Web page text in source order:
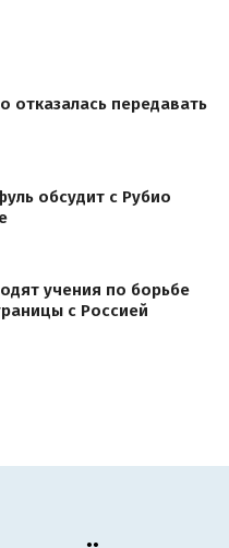
отказалась передавать
обсудит с Рубио
учения по борьбе
с Россией